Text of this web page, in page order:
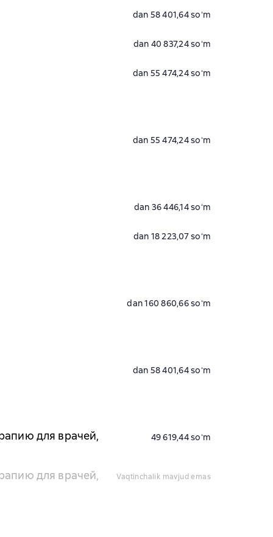
dan 58 401,64 soʻm
dan 40 837,24 soʻm
dan 55 474,24 soʻm
dan 55 474,24 soʻm
dan 36 446,14 soʻm
dan 18 223,07 soʻm
dan 160 860,66 soʻm
dan 58 401,64 soʻm
для врачей, 49 619,44 soʻm
для врачей, vaqtinchalik mavjud emas